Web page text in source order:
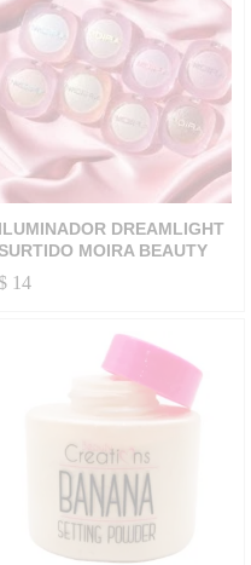
ILUMINADOR DREAMLIGHT
MOIRA BEAUTY
14